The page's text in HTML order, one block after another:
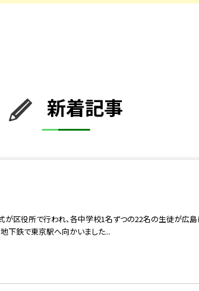
新着記事
区役所で行われ、各中学校1名ずつの22名の生徒が広島
下鉄で東京駅へ向かいました...